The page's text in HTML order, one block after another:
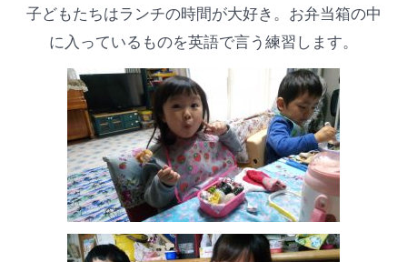
子どもたちはランチの時間が大好き。お弁当箱の中
に入っているものを英語で言う練習します。